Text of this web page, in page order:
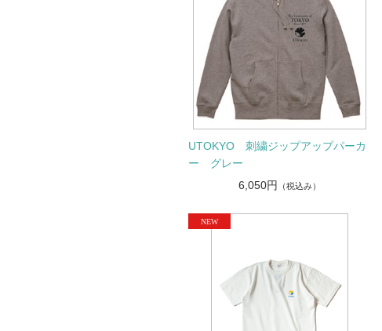
UTOKYO 刺繍ジップアップパーカ
ー グレー
6,050円
（税込み）